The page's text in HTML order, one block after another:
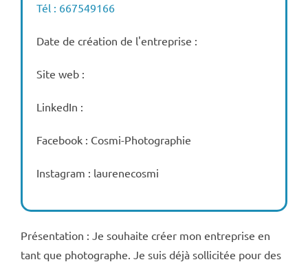
Tél : 667549166
Date de création de l'entreprise :
Site web :
LinkedIn :
Facebook : Cosmi-Photographie
Instagram : laurenecosmi
Présentation : Je souhaite créer mon entreprise en
tant que photographe. Je suis déjà sollicitée pour des